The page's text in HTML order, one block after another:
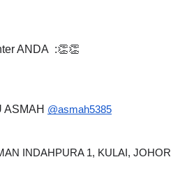
ANDA  :👏👏
ASMAH @asmah5385
INDAHPURA 1, KULAI, JOHOR
6 OLEH CIKGU ANITA
LK 6 hari yang lalu